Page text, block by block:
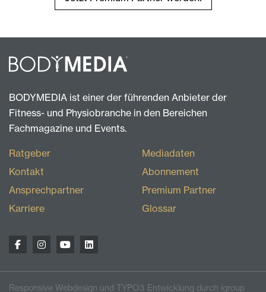
BODYMEDIA ist einer der führenden Anbieter der
Fitness- und Physiobranche in den Bereichen
Fachmagazine und Events.
Ratgeber
Kontakt
Ansprechpartner
Karriere
Mediadaten
Abonnement
Premium Partner
Glossar
Responsive Webdesign und TYPO3 Entwicklung durch igroup